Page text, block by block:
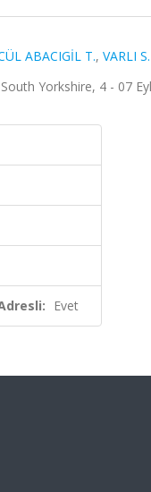
ABACIGİL T., VARLI
Yorkshire, 4 - 07
Evet